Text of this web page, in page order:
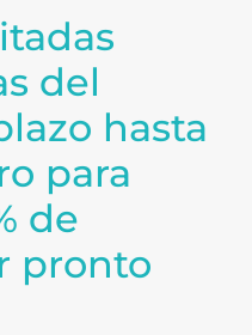
del
hasta
para
de
pronto